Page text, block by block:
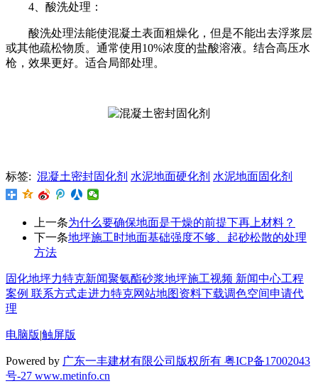
4、酸洗处理：
酸洗处理法能使混凝土表面粗燥化，但是不能出去浮浆层
或其他疏松物质。通常使用10%浓度的盐酸溶液。结合高压水
枪，效果更好。适合局部处理。
标签: 混凝土密封固化剂 水泥地面硬化剂 水泥地面固化剂
上一条为什么要确保地面是干燥的前提下再上材料？
下一条地坪施工时地面基础强度不够、起砂松散的处理
方法
固化地坪力特克新闻聚氨酯砂浆地坪施工视频 新闻中心工程
案例 联系方式走进力特克网站地图资料下载调色空间申请代
理
电脑版|触屏版
Powered by 广东一丰建材有限公司版权所有 粤ICP备17002043
号-27 www.metinfo.cn